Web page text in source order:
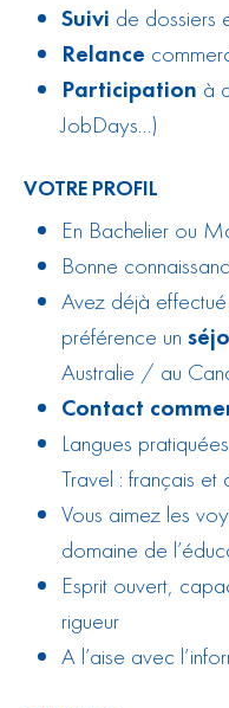
Suivi de dossiers
Relance
Participation à
JobDays…)
VOTRE PROFIL
En Bachelier ou
Bonne
Avez déjà effectué
préférence un
Australie / au
Contact
Langues
Travel : français et
Vous aimez les
domaine de
Esprit ouvert,
rigueur
A l’aise avec